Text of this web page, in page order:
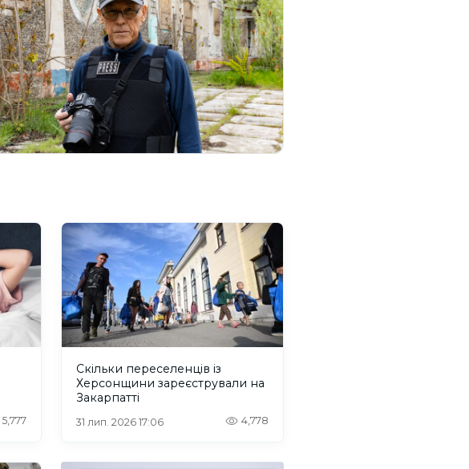
5,777
Скільки переселенців із
Херсонщини зареєстрували на
Закарпатті
31 лип. 2026 17:06 4,778